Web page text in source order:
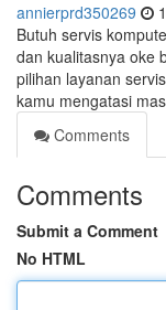
annierprd350269
Butuh servis
dan kualitasnya oke
pilihan layanan
kamu mengatasi
Comments
Comments
Submit a Comment
No HTML